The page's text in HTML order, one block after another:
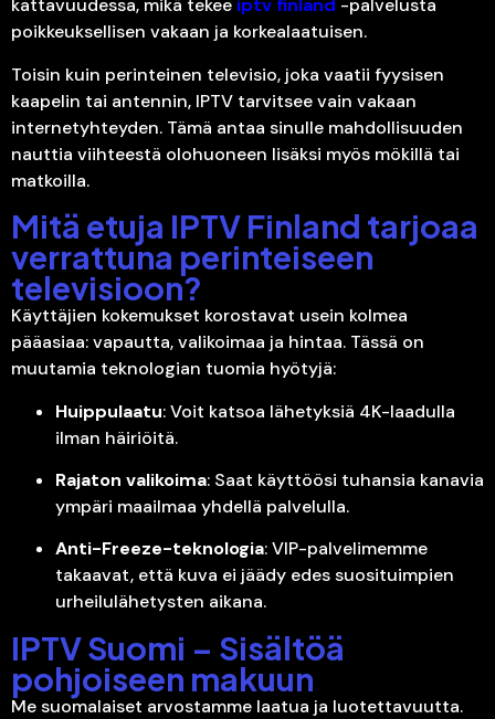
kattavuudessa, mikä tekee iptv finland -palvelusta
poikkeuksellisen vakaan ja korkealaatuisen.
Toisin kuin perinteinen televisio, joka vaatii fyysisen
kaapelin tai antennin, IPTV tarvitsee vain vakaan
internetyhteyden. Tämä antaa sinulle mahdollisuuden
nauttia viihteestä olohuoneen lisäksi myös mökillä tai
matkoilla.
Mitä etuja IPTV Finland tarjoaa
verrattuna perinteiseen
televisioon?
Käyttäjien kokemukset korostavat usein kolmea
pääasiaa: vapautta, valikoimaa ja hintaa. Tässä on
muutamia teknologian tuomia hyötyjä:
Huippulaatu: Voit katsoa lähetyksiä 4K-laadulla
ilman häiriöitä.
Rajaton valikoima: Saat käyttöösi tuhansia kanavia
ympäri maailmaa yhdellä palvelulla.
Anti-Freeze-teknologia: VIP-palvelimemme
takaavat, että kuva ei jäädy edes suosituimpien
urheilulähetysten aikana.
IPTV Suomi – Sisältöä
pohjoiseen makuun
Me suomalaiset arvostamme laatua ja luotettavuutta.